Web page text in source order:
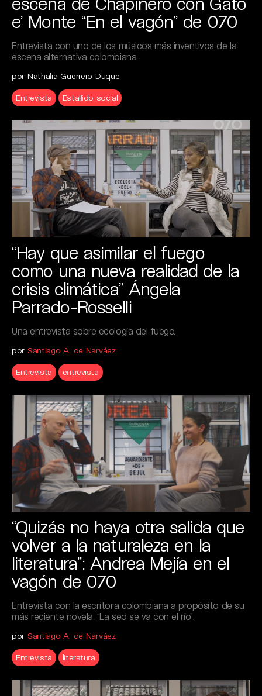
e’ Monte “En el vagón” de 070
Entrevista con uno de los músicos más inventivos de la
escena alternativa colombiana.
por Nathalia Guerrero Duque
Entrevista Estallido social
“Hay que asimilar el fuego
como una nueva realidad de la
crisis climática” Ángela
Parrado-Rosselli
Una entrevista sobre ecología del fuego.
por Santiago A. de Narváez
Entrevista entrevista
“Quizás no haya otra salida que
volver a la naturaleza en la
literatura”: Andrea Mejía en el
vagón de 070
Entrevista con la escritora colombiana a propósito de su
más reciente novela, “La sed se va con el río”.
por Santiago A. de Narváez
Entrevista literatura